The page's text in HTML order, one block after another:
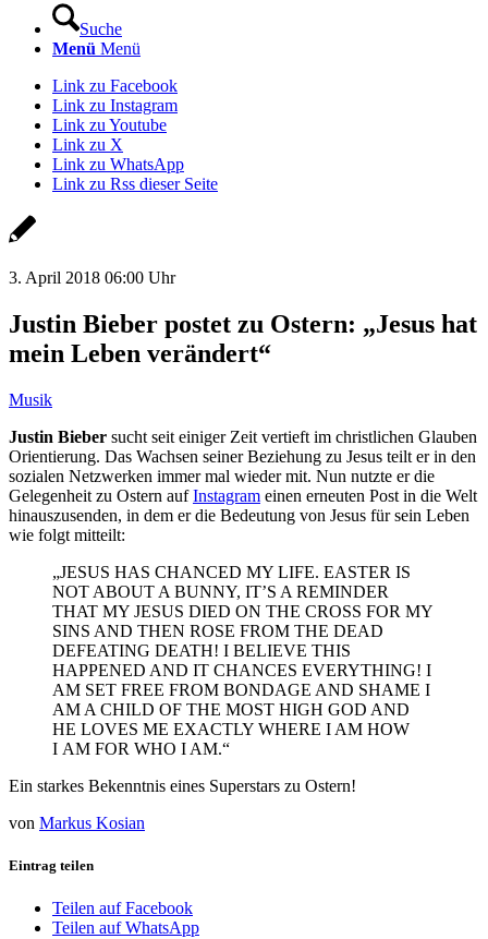
Suche
Menü Menü
Link zu Facebook
Link zu Instagram
Link zu Youtube
Link zu X
Link zu WhatsApp
Link zu Rss dieser Seite
3. April 2018 06:00 Uhr
Justin Bieber postet zu Ostern: „Jesus hat
mein Leben verändert“
Musik
Justin Bieber sucht seit einiger Zeit vertieft im christlichen Glauben
Orientierung. Das Wachsen seiner Beziehung zu Jesus teilt er in den
sozialen Netzwerken immer mal wieder mit. Nun nutzte er die
Gelegenheit zu Ostern aufInstagram einen erneuten Post in die Welt
hinauszusenden, in dem er die Bedeutung von Jesus für sein Leben
wie folgt mitteilt:
„JESUS HAS CHANCED MY LIFE. EASTER IS
NOT ABOUT A BUNNY, IT’S A REMINDER
THAT MY JESUS DIED ON THE CROSS FOR MY
SINS AND THEN ROSE FROM THE DEAD
DEFEATING DEATH! I BELIEVE THIS
HAPPENED AND IT CHANCES EVERYTHING! I
AM SET FREE FROM BONDAGE AND SHAME I
AM A CHILD OF THE MOST HIGH GOD AND
HE LOVES ME EXACTLY WHERE I AM HOW
I AM FOR WHO I AM.“
Ein starkes Bekenntnis eines Superstars zu Ostern!
von Markus Kosian
Eintrag teilen
Teilen auf Facebook
Teilen auf WhatsApp